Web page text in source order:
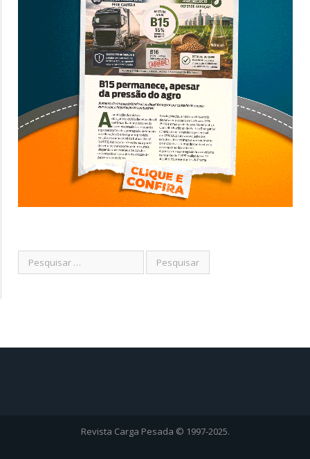
Revista Carga Pesada © 1997-2025.